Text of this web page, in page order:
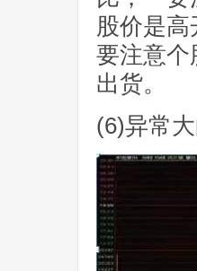
股价是
要注意个
出货。
(6)异常